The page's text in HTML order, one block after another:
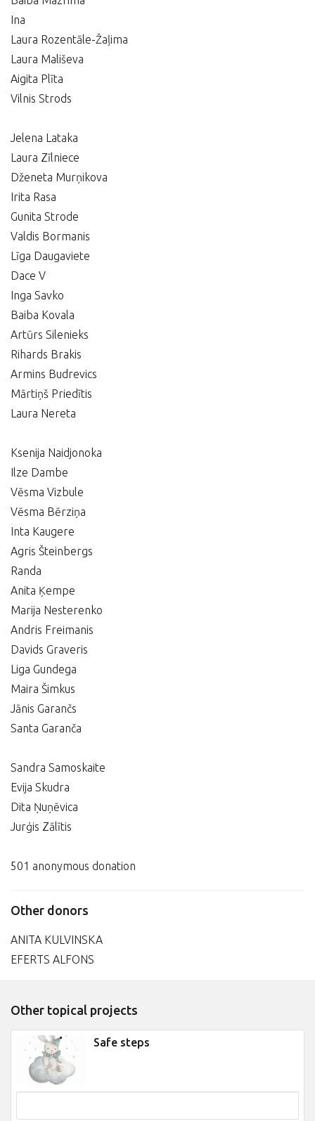
Ina
Laura Rozentāle-Žaļima
Laura Mališeva
Aigita Plīta
Vilnis Strods
Jelena Lataka
Laura Zīlniece
Dženeta Murņikova
Irita Rasa
Gunita Strode
Valdis Bormanis
Līga Daugaviete
Dace V
Inga Savko
Baiba Kovala
Artūrs Silenieks
Rihards Brakis
Armins Budrevics
Mārtiņš Priedītis
Laura Nereta
Ksenija Naidjonoka
Ilze Dambe
Vēsma Vizbule
Vēsma Bērziņa
Inta Kaugere
Agris Šteinbergs
Randa
Anita Ķempe
Marija Nesterenko
Andris Freimanis
Davids Graveris
Liga Gundega
Maira Šimkus
Jānis Garančs
Santa Garanča
Sandra Samoskaite
Evija Skudra
Dita Ņuņēvica
Jurģis Zālītis
501 anonymous donation
Other donors
ANITA KULVINSKA
EFERTS ALFONS
Other topical projects
Safe steps